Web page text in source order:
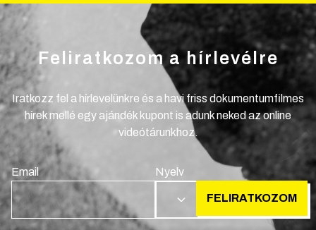
Feliratkozom a hírlevélre
Iratkozz fel a hírlevelünkre és a havi friss dokumentumfilmes
hírek mellé egy ajándék kupont is adunk neked az online
videótárunkhoz.
Email Nyelv
HU FELIRATKOZOM